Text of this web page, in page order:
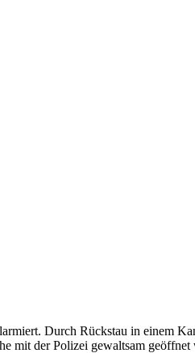
Durch Rückstau in einem
mit der Polizei gewaltsam geöffnet